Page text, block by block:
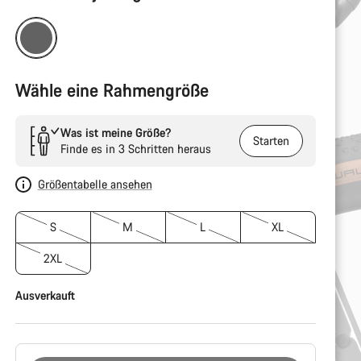
Wähle eine Rahmengröße
Was ist meine Größe?
Finde es in 3 Schritten heraus
Starten
Größentabelle ansehen
S M L XL
2XL
Ausverkauft